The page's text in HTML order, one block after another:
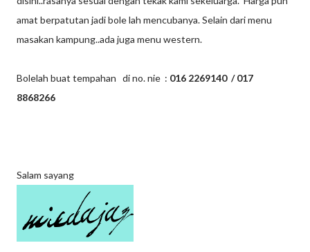
amat berpatutan jadi bole lah mencubanya. Selain dari menu
masakan kampung..ada juga menu western.
Bolelah buat tempahan di no. nie : 016 2269140 / 017
8868266
Salam sayang